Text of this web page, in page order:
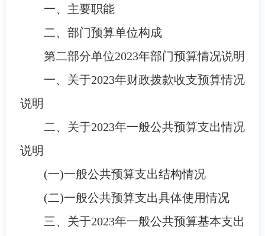
一、 主要职能
二、 部门预算单位构成
第二部分单位2023年部门预算情况说明
一、 关于2023年财政拨款收支预算情况
说明
二、关于2023年一般公共预算支出情况
说明
(一)一般公共预算支出结构情况
(二)一般公共预算支出具体使用情况
三、关于2023年一般公共预算基本支出